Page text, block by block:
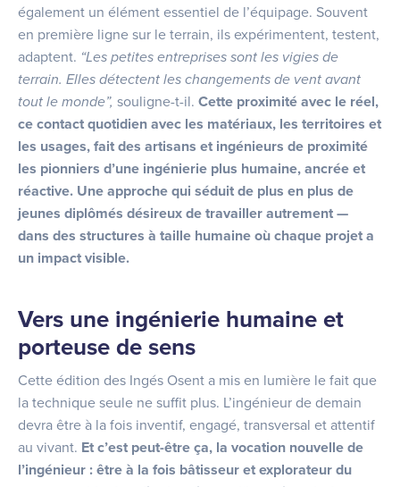
également un élément essentiel de l’équipage. Souvent
en première ligne sur le terrain, ils expérimentent, testent,
adaptent. “Les petites entreprises sont les vigies de
terrain. Elles détectent les changements de vent avant
tout le monde”, souligne-t-il. Cette proximité avec le réel,
ce contact quotidien avec les matériaux, les territoires et
les usages, fait des artisans et ingénieurs de proximité
les pionniers d’une ingénierie plus humaine, ancrée et
réactive. Une approche qui séduit de plus en plus de
jeunes diplômés désireux de travailler autrement —
dans des structures à taille humaine où chaque projet a
un impact visible.
Vers une ingénierie humaine et
porteuse de sens
Cette édition des Ingés Osent a mis en lumière le fait que
la technique seule ne suffit plus. L’ingénieur de demain
devra être à la fois inventif, engagé, transversal et attentif
au vivant. Et c’est peut-être ça, la vocation nouvelle de
l’ingénieur : être à la fois bâtisseur et explorateur du